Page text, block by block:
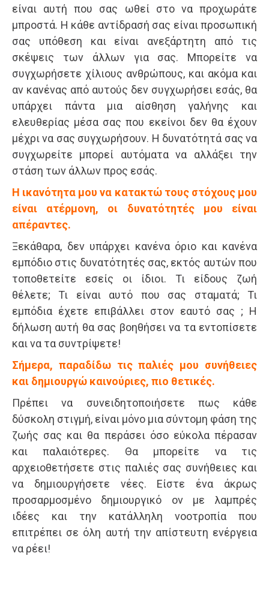
είναι αυτή που σας ωθεί στο να προχωράτε
μπροστά. Η κάθε αντίδρασή σας είναι προσωπική
σας υπόθεση και είναι ανεξάρτητη από τις
σκέψεις των άλλων για σας. Μπορείτε να
συγχωρήσετε χίλιους ανθρώπους, και ακόμα και
αν κανένας από αυτούς δεν συγχωρήσει εσάς, θα
υπάρχει πάντα μια αίσθηση γαλήνης και
ελευθερίας μέσα σας που εκείνοι δεν θα έχουν
μέχρι να σας συγχωρήσουν. Η δυνατότητά σας να
συγχωρείτε μπορεί αυτόματα να αλλάξει την
στάση των άλλων προς εσάς.
Η ικανότητα μου να κατακτώ τους στόχους μου
είναι ατέρμονη, οι δυνατότητές μου είναι
απέραντες.
Ξεκάθαρα, δεν υπάρχει κανένα όριο και κανένα
εμπόδιο στις δυνατότητές σας, εκτός αυτών που
τοποθετείτε εσείς οι ίδιοι. Τι είδους ζωή
θέλετε; Τι είναι αυτό που σας σταματά; Τι
εμπόδια έχετε επιβάλλει στον εαυτό σας ; Η
δήλωση αυτή θα σας βοηθήσει να τα εντοπίσετε
και να τα συντρίψετε!
Σήμερα, παραδίδω τις παλιές μου συνήθειες
και δημιουργώ καινούριες, πιο θετικές.
Πρέπει να συνειδητοποιήσετε πως κάθε
δύσκολη στιγμή, είναι μόνο μια σύντομη φάση της
ζωής σας και θα περάσει όσο εύκολα πέρασαν
και παλαιότερες. Θα μπορείτε να τις
αρχειοθετήσετε στις παλιές σας συνήθειες και
να δημιουργήσετε νέες. Είστε ένα άκρως
προσαρμοσμένο δημιουργικό ον με λαμπρές
ιδέες και την κατάλληλη νοοτροπία που
επιτρέπει σε όλη αυτή την απίστευτη ενέργεια
να ρέει!